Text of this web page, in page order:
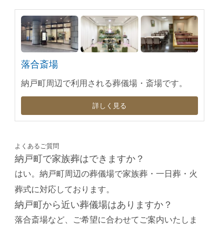
落合斎場
納戸町周辺で利用される葬儀場・斎場です。
詳しく見る
よくあるご質問
納戸町で家族葬はできますか？
はい。納戸町周辺の葬儀場で家族葬・一日葬・火
葬式に対応しております。
納戸町から近い葬儀場はありますか？
落合斎場など、ご希望に合わせてご案内いたしま